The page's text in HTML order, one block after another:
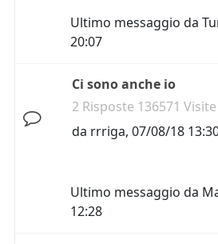
Ultimo messaggio da
20:07
Ci sono anche io
2 Risposte 136571 Visite
da rrriga, 07/08/18
Ultimo messaggio da
12:28